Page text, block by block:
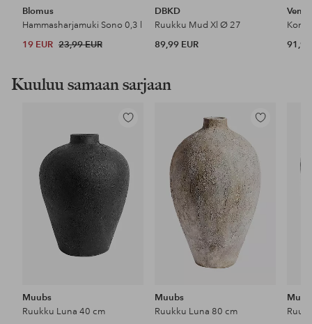
Blomus
Hammasharjamuki Sono 0,3 l
19 EUR 23,99 EUR
DBKD
Ruukku Mud Xl Ø 27
89,99 EUR
Kori
91,99
Kuuluu samaan sarjaan
Lisää
Muubs
Ruukku Luna 40 cm
Lisää
Muubs
Ruukku Luna 80 cm